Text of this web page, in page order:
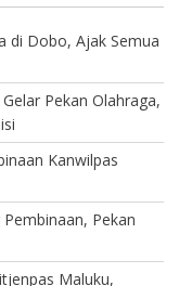
di Dobo, Ajak Semua
Pekan Olahraga,
Kanwilpas
Pekan
Maluku,